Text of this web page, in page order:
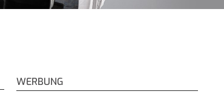
WERBUNG